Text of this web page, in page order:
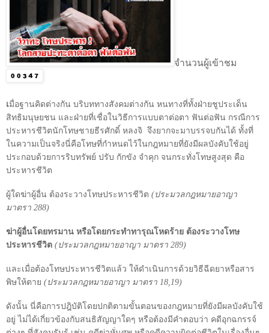
จำนวนผู้เข้าชม
เมื่อฐานคิดต่างกัน บริบททางสังคมต่างกัน หนทางที่ทั้งฝ่ายชูประเด็น
สิทธิมนุษยชน และฝ่ายที่เชื่อในวิธีการแบบตาต่อตา ฟันต่อฟัน กรณีการ
ประหารชีวิตนักโทษชายธีรศักดิ์ หลงจิ จึงยากจะมาบรรจบกันได้ ทั้งที่
ในความเป็นจริงนี่คือโทษที่กำหนดไว้ในกฎหมายที่ยังมีผลบังคับใช้อยู่
ประกอบด้วยการริบทรัพย์ ปรับ กักขัง จำคุก จนกระทั่งโทษสูงสุด คือ
ประหารชีวิต
ผู้ใดฆ่าผู้อื่น ต้องระวางโทษประหารชีวิต (ประมวลกฎหมายอาญา
มาตรา 288)
ฆ่าผู้อื่นโดยทรมาน หรือโดยกระทำทารุณโหดร้าย ต้องระวางโทษ
ประหารชีวิต (ประมวลกฎหมายอาญา มาตรา 289)
และเมื่อต้องโทษประหารชีวิตแล้ว ให้ดำเนินการด้วยวิธีฉีดยาหรือสาร
พิษให้ตาย (ประมวลกฎหมายอาญา มาตรา 18,19)
ดังนั้น นี่คือการปฎิบัติโดยปกติตามขั้นตอนของกฎหมายที่ยังมีผลบังคับใช้
อยู่ ไม่ได้เกี่ยวข้องกับสนธิสัญญาใดๆ หรือต้องมีคำตอบว่า คดีอุกฉกรรจ์